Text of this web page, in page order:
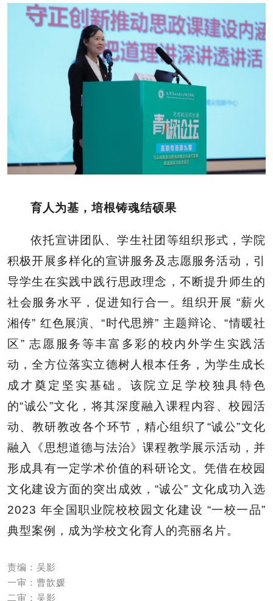
育人为基 ，培根铸魂结硕果
依托宣讲团队、学生社团等组织形式，学院
积极开展多样化的宣讲服务及志愿服务活动，引
导学生在实践中践行思政理念，不断提升师生的
社会服务水平，促进知行合一。组织开展 “薪火
湘传” 红色展演、“时代思辨” 主题辩论、“情暖社
区” 志愿服务等丰富多彩的校内外学生实践活
动，全方位落实立德树人根本任务，为学生成长
成才奠定坚实基础。该院立足学校独具特色
的“诚公”文化，将其深度融入课程内容、校园活
动、教研教改各个环节，精心组织了“诚公”文化
融入《思想道德与法治》课程教学展示活动，并
形成具有一定学术价值的科研论文。凭借在校园
文化建设方面的突出成效，“诚公” 文化成功入选
2023 年全国职业院校校园文化建设 “一校一品”
典型案例，成为学校文化育人的亮丽名片。
责编：吴影
一审：曹歆媛
二审：吴影